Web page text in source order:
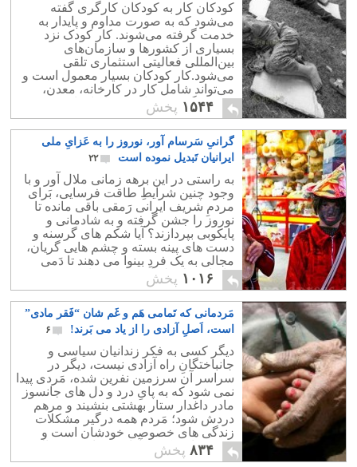
کودکان کار به کودکان کارگری گفته
می‌شود که به صورت مداوم و پایدار به
خدمت گرفته می‌شوند. کار کودک نزد
بسیاری از کشورها و سازمان‌های
بین‌المللی فعالیتی استثماری تلقی
می‌شود.کار کودکان بسیار معمول است و
می‌تواند شامل کار در کارخانه، معدن،
روسپی‌گری، کشاورزی یا کارهای
نامتعارف باشد.
۱۵۴۴ پخش
گرانیِ سَرسام آور، نوروز را به عَزایِ ملی
ایرانیان تَبدیل نموده است
۲۲
به راستی در این برهه زمانی ملال آور و با
وجود چنین شرایطِ طاقت فرسایی، بَرای
مردمِ شریف ایرانی رَمقی باقی مانده تا
نوروز را جشن گرفته و به شادمانی و
پایکوبی بپردازند؟ آیا شکم های گرسنه و
دست های پینه بسته و چشم هایی گریان،
مجالی به یک فردِ بینوا می دهند تا دَمی
بیاساید و لحظه ای مسرور باشد؟
۱۰۱۶ پخش
مَردمانی که تَمامی هَم و غَم شان “فَقر مادی”
است، اَصلِ آزادی را از یاد می بَرند!
۶
دیگر کسی به فکر زندانیان سیاسی و
جانباختگانِ راه آزادی نیست، دیگر در
سراسر آن سرزمین نفرین شده، مَردی پیدا
نمی شود که به پایِ درد و دل های جانسوز
مادر داغدار ستار بهشتی بنشیند و مرهم
دردش شود؛ مَردم همه درگیر مشکلات
زندگی های خصوصی خودشان است و
وَقتی ندارند که به آزادی خواهی و عدالت
جویی بیاندیشند.
۸۳۴ پخش